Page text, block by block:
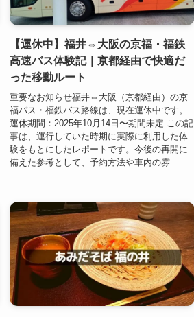
【運休中】福井⇔大阪の京福・福鉄
高速バス体験記｜京都経由で快適だ
った移動ルート
重要なお知らせ福井⇔大阪（京都経由）の京
福バス・福鉄バス路線は、現在運休中です。
運休期間：2025年10月14日〜期間未定 この記
事は、運行していた時期に実際に利用した体
験をもとにしたレポートです。今後の再開に
備えた参考として、予約方法や車内の雰...